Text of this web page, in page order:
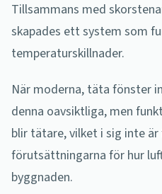
Tillsammans med
skapades ett system som
temperaturskillnader.
När moderna, täta fönster
denna oavsiktliga, men
blir tätare, vilket i sig inte
förutsättningarna för hur
byggnaden.